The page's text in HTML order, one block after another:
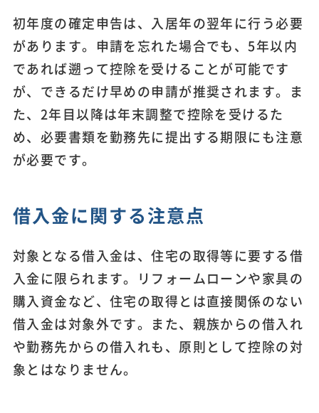
初年度の確定申告は、入居年の翌年に行う必要
があります。申請を忘れた場合でも、5年以内
であれば遡って控除を受けることが可能です
が、できるだけ早めの申請が推奨されます。ま
た、2年目以降は年末調整で控除を受けるた
め、必要書類を勤務先に提出する期限にも注意
が必要です。
借入金に関する注意点
対象となる借入金は、住宅の取得等に要する借
入金に限られます。リフォームローンや家具の
購入資金など、住宅の取得とは直接関係のない
借入金は対象外です。また、親族からの借入れ
や勤務先からの借入れも、原則として控除の対
象とはなりません。